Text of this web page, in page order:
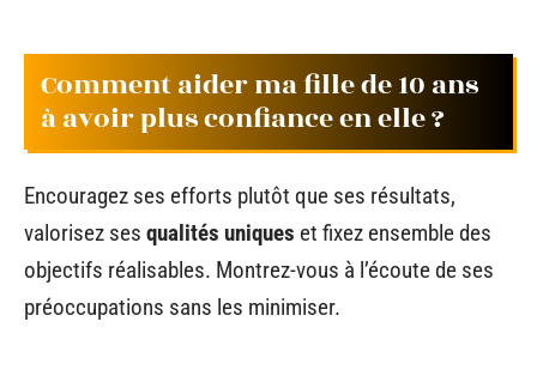
Comment aider ma fille de 10 ans
à avoir plus confiance en elle ?
Encouragez ses efforts plutôt que ses résultats,
valorisez ses qualités uniques et fixez ensemble des
objectifs réalisables. Montrez-vous à l’écoute de ses
préoccupations sans les minimiser.